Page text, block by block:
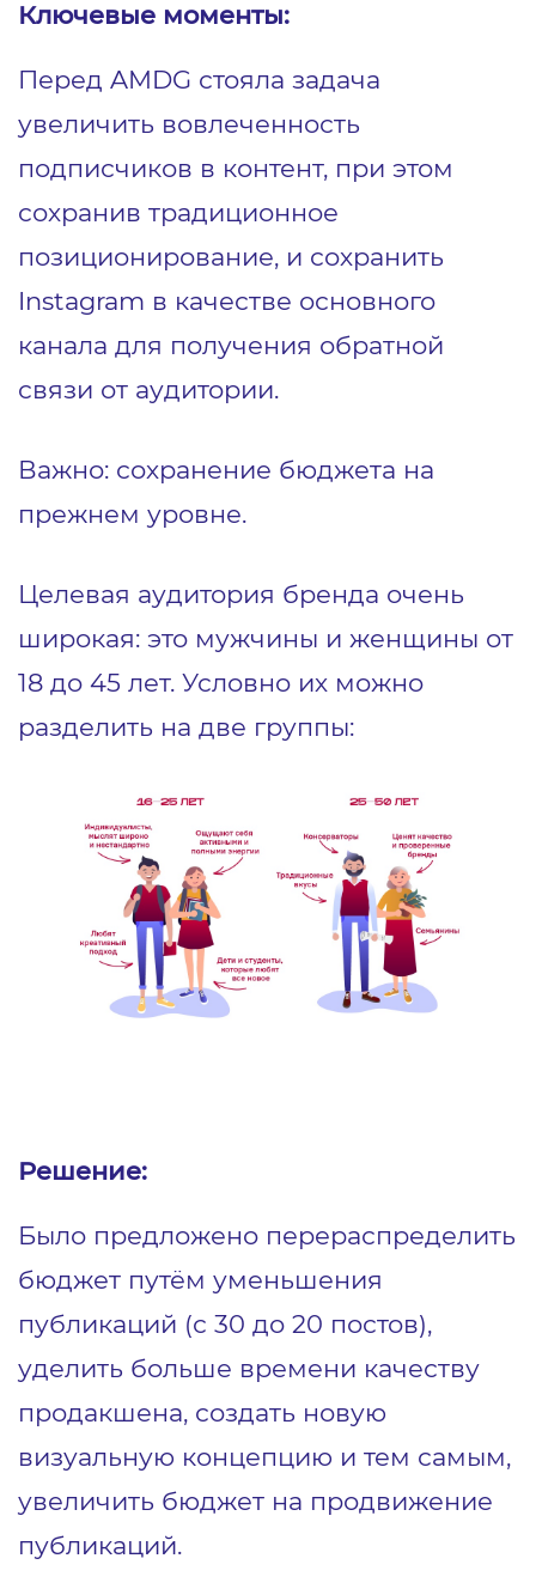
Ключевые моменты:
Перед AMDG стояла задача
увеличить вовлеченность
подписчиков в контент, при этом
сохранив традиционное
позиционирование, и сохранить
Instagram в качестве основного
канала для получения обратной
связи от аудитории.
Важно: сохранение бюджета на
прежнем уровне.
Целевая аудитория бренда очень
широкая: это мужчины и женщины от
18 до 45 лет. Условно их можно
разделить на две группы:
Решение:
Было предложено перераспределить
бюджет путём уменьшения
публикаций (с 30 до 20 постов),
уделить больше времени качеству
продакшена, создать новую
визуальную концепцию и тем самым,
увеличить бюджет на продвижение
публикаций.